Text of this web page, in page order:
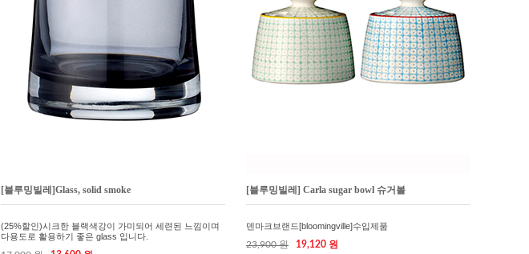
[블루밍빌레]Glass, solid smoke
(25%할인)시크한 블랙색강이 가미되어 세련된 느낌이며
다용도로 활용하기 좋은 glass 입니다.
[블루밍빌레] Carla sugar bowl 슈거볼
덴마크브랜드[bloomingville]수입제품
23,900 원
19,120 원